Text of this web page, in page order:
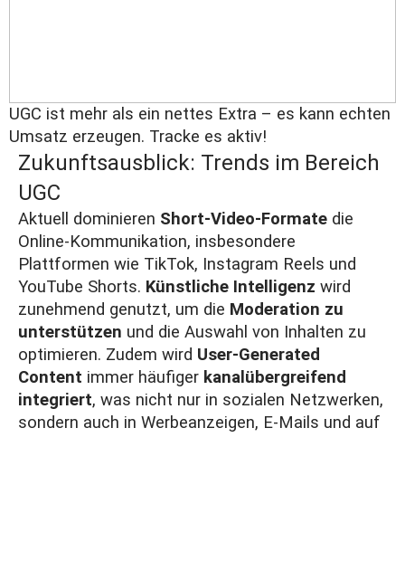
UGC ist mehr als ein nettes Extra – es kann echten
Umsatz erzeugen. Tracke es aktiv!
Zukunftsausblick: Trends im Bereich
UGC
Aktuell dominieren Short-Video-Formate die
Online-Kommunikation, insbesondere
Plattformen wie TikTok, Instagram Reels und
YouTube Shorts. Künstliche Intelligenz wird
zunehmend genutzt, um die Moderation zu
unterstützen und die Auswahl von Inhalten zu
optimieren. Zudem wird User-Generated
Content immer häufiger kanalübergreifend
integriert, was nicht nur in sozialen Netzwerken,
sondern auch in Werbeanzeigen, E-Mails und auf